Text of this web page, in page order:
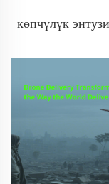
көпчүлүк